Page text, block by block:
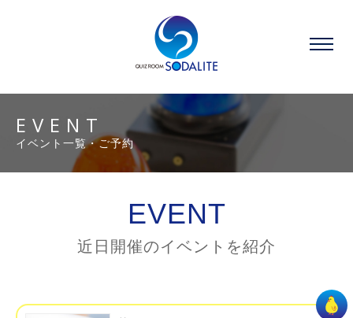
EVENT
イベント一覧・ご予約
EVENT
近日開催のイベントを紹介